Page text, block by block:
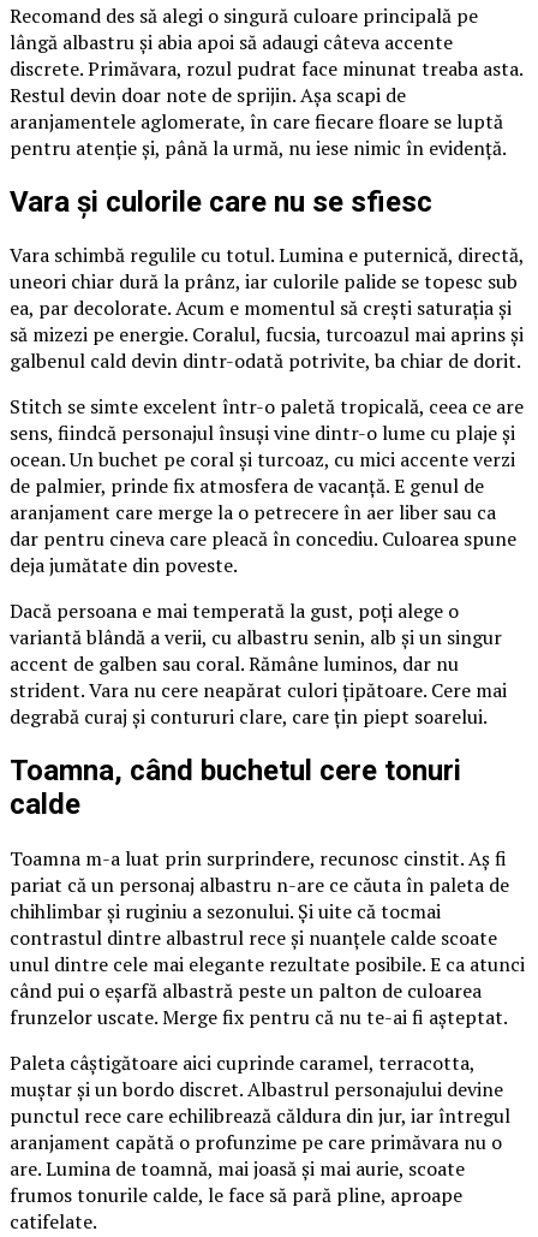
Recomand des să alegi o singură culoare principală pe
lângă albastru și abia apoi să adaugi câteva accente
discrete. Primăvara, rozul pudrat face minunat treaba asta.
Restul devin doar note de sprijin. Așa scapi de
aranjamentele aglomerate, în care fiecare floare se luptă
pentru atenție și, până la urmă, nu iese nimic în evidență.
Vara și culorile care nu se sfiesc
Vara schimbă regulile cu totul. Lumina e puternică, directă,
uneori chiar dură la prânz, iar culorile palide se topesc sub
ea, par decolorate. Acum e momentul să crești saturația și
să mizezi pe energie. Coralul, fucsia, turcoazul mai aprins și
galbenul cald devin dintr-odată potrivite, ba chiar de dorit.
Stitch se simte excelent într-o paletă tropicală, ceea ce are
sens, fiindcă personajul însuși vine dintr-o lume cu plaje și
ocean. Un buchet pe coral și turcoaz, cu mici accente verzi
de palmier, prinde fix atmosfera de vacanță. E genul de
aranjament care merge la o petrecere în aer liber sau ca
dar pentru cineva care pleacă în concediu. Culoarea spune
deja jumătate din poveste.
Dacă persoana e mai temperată la gust, poți alege o
variantă blândă a verii, cu albastru senin, alb și un singur
accent de galben sau coral. Rămâne luminos, dar nu
strident. Vara nu cere neapărat culori țipătoare. Cere mai
degrabă curaj și contururi clare, care țin piept soarelui.
Toamna, când buchetul cere tonuri
calde
Toamna m-a luat prin surprindere, recunosc cinstit. Aș fi
pariat că un personaj albastru n-are ce căuta în paleta de
chihlimbar și ruginiu a sezonului. Și uite că tocmai
contrastul dintre albastrul rece și nuanțele calde scoate
unul dintre cele mai elegante rezultate posibile. E ca atunci
când pui o eșarfă albastră peste un palton de culoarea
frunzelor uscate. Merge fix pentru că nu te-ai fi așteptat.
Paleta câștigătoare aici cuprinde caramel, terracotta,
muștar și un bordo discret. Albastrul personajului devine
punctul rece care echilibrează căldura din jur, iar întregul
aranjament capătă o profunzime pe care primăvara nu o
are. Lumina de toamnă, mai joasă și mai aurie, scoate
frumos tonurile calde, le face să pară pline, aproape
catifelate.